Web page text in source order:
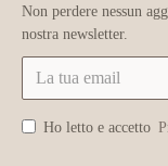
Non perdere nessun
nostra newsletter.
Ho letto e accetto